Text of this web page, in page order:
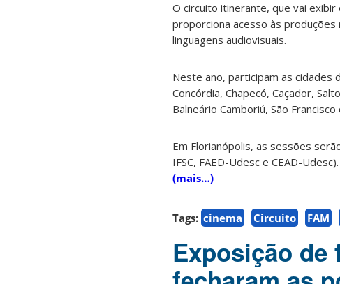
O circuito itinerante, que vai
proporciona acesso às
linguagens audiovisuais.
Neste ano, participam as cidades
Concórdia, Chapecó, Caçador,
Balneário Camboriú, São Francisco
Em Florianópolis, as sessões
IFSC, FAED-Udesc e CEAD-Udesc).
(mais…)
Tags: cinema Circuito FAM
Exposição de